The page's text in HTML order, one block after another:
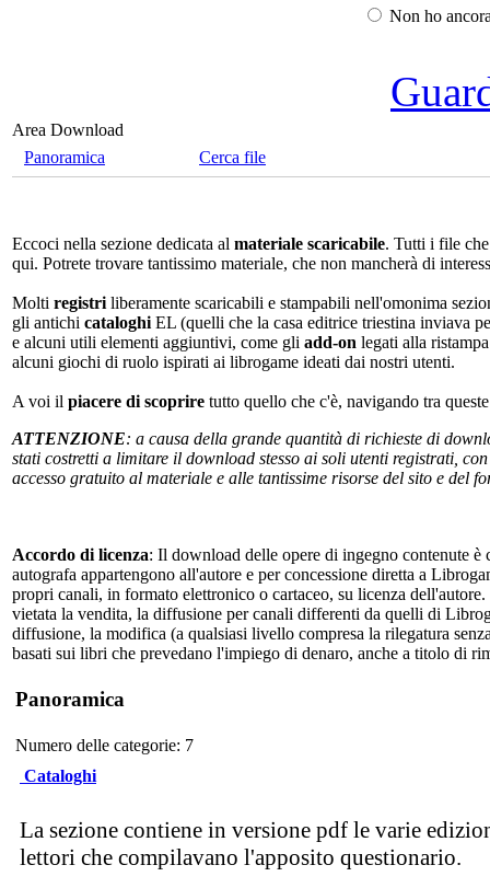
Non ho
Area Download
Panoramica
Cerca file
Eccoci nella sezione dedicata al materiale scaricabile. Tutti i file
qui. Potrete trovare tantissimo materiale, che non mancherà di
Molti registri liberamente scaricabili e stampabili nell'omonima
gli antichi cataloghi EL (quelli che la casa editrice triestina inviava
e alcuni utili elementi aggiuntivi, come gli add-on legati alla
alcuni giochi di ruolo ispirati ai librogame ideati dai nostri utenti.
A voi il piacere di scoprire tutto quello che c'è, navigando tra
ATTENZIONE: a causa della grande quantità di richieste di
stati costretti a limitare il download stesso ai soli utenti registrati,
accesso gratuito al materiale e alle tantissime risorse del sito e
Accordo di licenza: Il download delle opere di ingegno contenute
autografa appartengono all'autore e per concessione diretta a
propri canali, in formato elettronico o cartaceo, su licenza
vietata la vendita, la diffusione per canali differenti da quelli di
diffusione, la modifica (a qualsiasi livello compresa la rilegatura
basati sui libri che prevedano l'impiego di denaro, anche a titolo di
Panoramica
Numero delle categorie: 7
Cataloghi
La sezione contiene in versione pdf le varie
lettori che compilavano l'apposito questionario.